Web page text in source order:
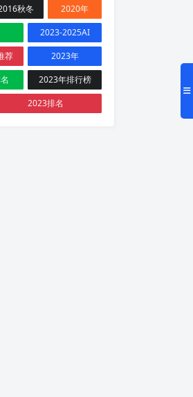
秋冬
2020年
2023-2025AI
荐
2023年
2023年排行榜
2023排名